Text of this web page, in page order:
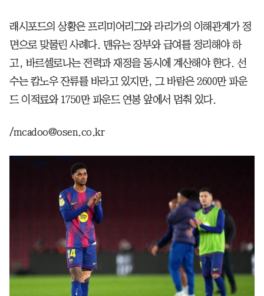
래시포드의 상황은 프리미어리그와 라리가의 이해관계가 정
면으로 맞물린 사례다. 맨유는 장부와 급여를 정리해야 하
고, 바르셀로나는 전력과 재정을 동시에 계산해야 한다. 선
수는 캄노우 잔류를 바라고 있지만, 그 바람은 2600만 파운
드 이적료와 1750만 파운드 연봉 앞에서 멈춰 있다.
/mcadoo@osen.co.kr